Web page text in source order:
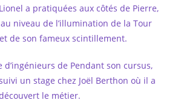
a pratiquées aux côtés de Pierre,
niveau de l’illumination de la Tour
de son fameux scintillement.
d’ingénieurs de Pendant son cursus,
un stage chez Joël Berthon où il a
le métier.